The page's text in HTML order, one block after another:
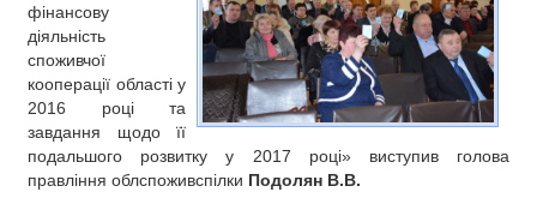
фінансову
діяльність
споживчої
кооперації області у
2016 році та
завдання щодо її
подальшого розвитку у 2017 році» виступив голова
правління облспоживспілки Подолян В.В.